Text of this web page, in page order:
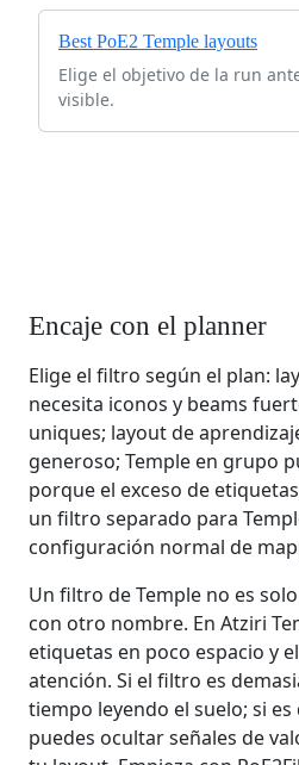
Best PoE2 Temple layouts
Elige el objetivo de la run
visible.
Encaje con el planner
Elige el filtro según el plan:
necesita iconos y beams
uniques; layout de
generoso; Temple en grupo
porque el exceso de
un filtro separado para
configuración normal de
Un filtro de Temple no es
con otro nombre. En Atziri
etiquetas en poco espacio y
atención. Si el filtro es
tiempo leyendo el suelo; si
puedes ocultar señales de